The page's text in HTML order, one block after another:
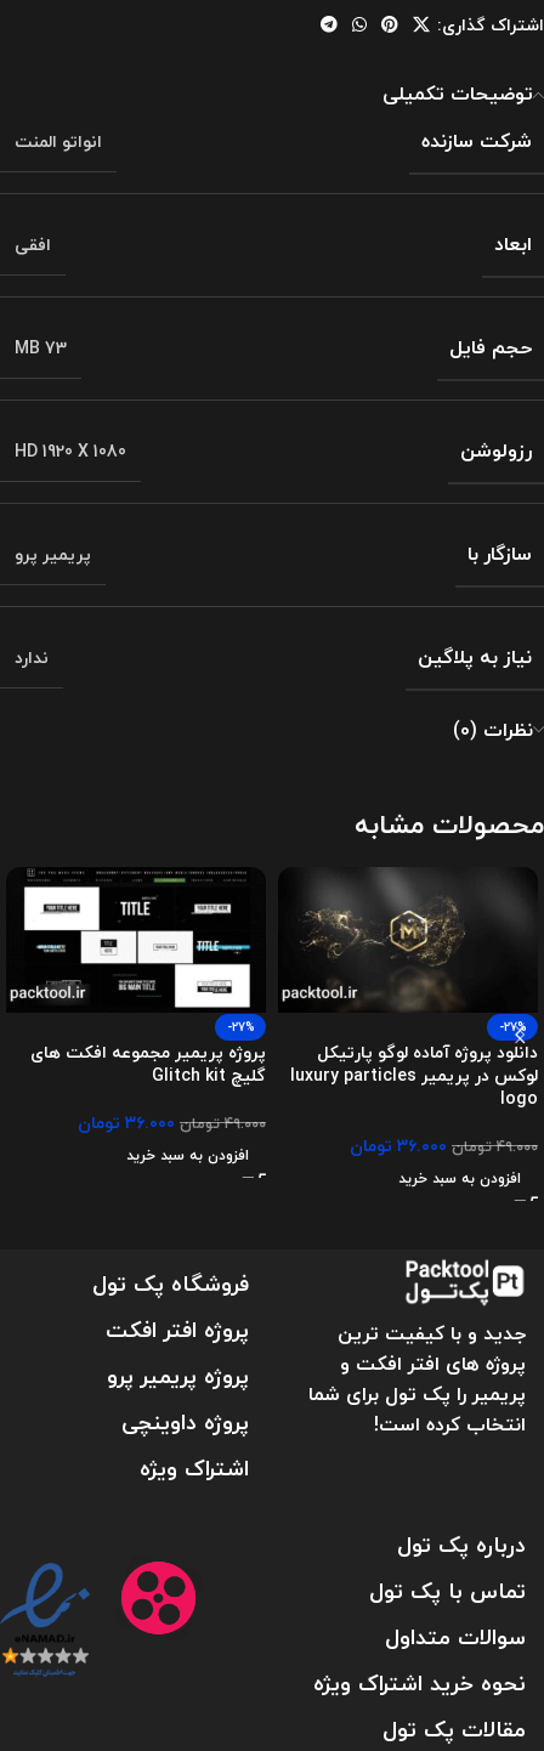
اشتراک گذاری:
توضیحات تکمیلی
شرکت سازنده
انواتو المنت
ابعاد افقی
حجم فایل MB 73
رزولوشن HD 1920 X 1080
سازگار با پریمیر پرو
نیاز به پلاگین ندارد
نظرات (0)
محصولات مشابه
-27%
دانلود پروژه آماده لوگو پارتیکل
لوکس در پریمیر luxury particles
logo
۴۹.۰۰۰تومان ۳۶.۰۰۰ تومان
افزودن به سبد خرید
-27%
پروژه پریمیر مجموعه افکت های
گلیچ Glitch kit
۴۹.۰۰۰تومان ۳۶.۰۰۰ تومان
افزودن به سبد خرید
جدید و با کیفیت ترین
پروژه های افتر افکت و
پریمیر را پک تول برای شما
انتخاب کرده است!
فروشگاه پک تول
پروژه افتر افکت
پروژه پریمیر پرو
پروژه داوینچی
اشتراک ویژه
درباره پک تول
تماس با پک تول
سوالات متداول
نحوه خرید اشتراک ویژه
مقالات پک تول